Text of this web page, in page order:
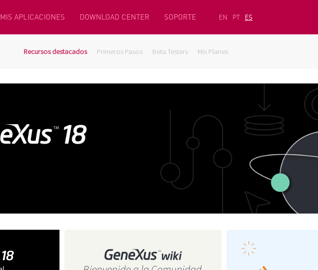
MIS APLICACIONES DOWNLOAD CENTER SOPORTE EN PT ES
Recursos destacados Primeros Pasos Beta Testers Mis Planes